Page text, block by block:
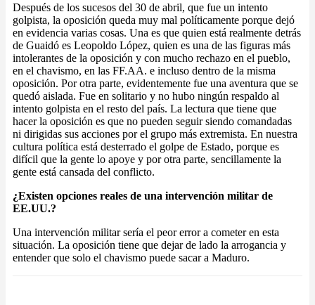
Después de los sucesos del 30 de abril, que fue un intento
golpista, la oposición queda muy mal políticamente porque dejó
en evidencia varias cosas. Una es que quien está realmente detrás
de Guaidó es Leopoldo López, quien es una de las figuras más
intolerantes de la oposición y con mucho rechazo en el pueblo,
en el chavismo, en las FF.AA. e incluso dentro de la misma
oposición. Por otra parte, evidentemente fue una aventura que se
quedó aislada. Fue en solitario y no hubo ningún respaldo al
intento golpista en el resto del país. La lectura que tiene que
hacer la oposición es que no pueden seguir siendo comandadas
ni dirigidas sus acciones por el grupo más extremista. En nuestra
cultura política está desterrado el golpe de Estado, porque es
difícil que la gente lo apoye y por otra parte, sencillamente la
gente está cansada del conflicto.
¿Existen opciones reales de una intervención militar de
EE.UU.?
Una intervención militar sería el peor error a cometer en esta
situación. La oposición tiene que dejar de lado la arrogancia y
entender que solo el chavismo puede sacar a Maduro.